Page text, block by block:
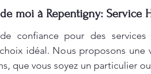
moi à Repentigny: Service
confiance pour des
idéal. Nous proposons une
que vous soyez un particulier